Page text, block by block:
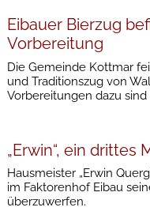
Eibauer Bierzug
Vorbereitung
Die Gemeinde Kottmar
und Traditionszug von
Vorbereitungen dazu
„Erwin“, ein drittes
Hausmeister „Erwin
im Faktorenhof Eibau
überzuwerfen.